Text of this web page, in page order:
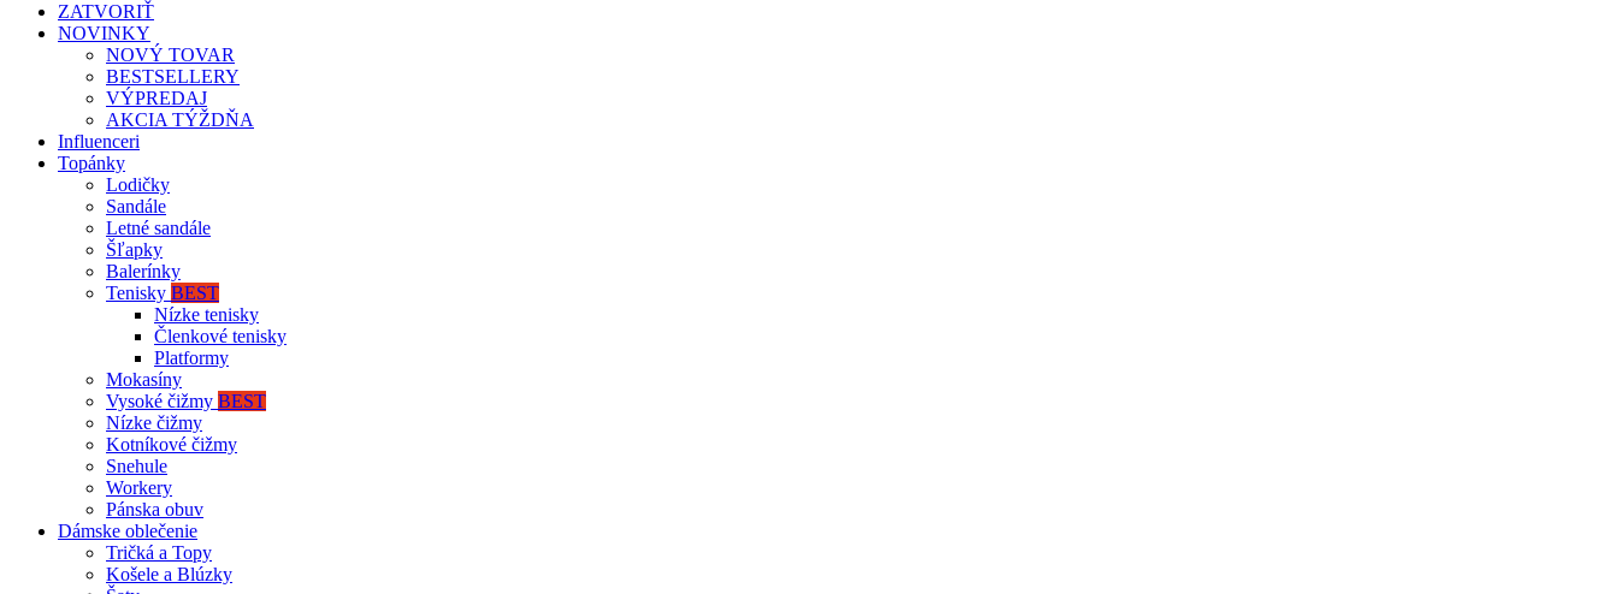
ZATVORIŤ
NOVINKY
NOVÝ TOVAR
BESTSELLERY
VÝPREDAJ
AKCIA TÝŽDŇA
Influenceri
Topánky
Lodičky
Sandále
Letné sandále
Šľapky
Balerínky
Tenisky BEST
Nízke tenisky
Členkové tenisky
Platformy
Mokasíny
Vysoké čižmy BEST
Nízke čižmy
Kotníkové čižmy
Snehule
Workery
Pánska obuv
Dámske oblečenie
Tričká a Topy
Košele a Blúzky